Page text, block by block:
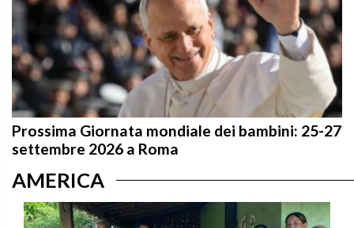
Prossima Giornata mondiale dei bambini: 25-27
settembre 2026 a Roma